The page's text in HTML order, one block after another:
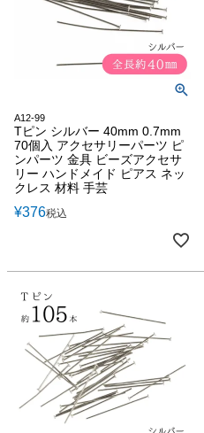
A12-99
Tピン シルバー 40mm 0.7mm
70個入 アクセサリーパーツ ピ
ンパーツ 金具 ビーズアクセサ
リー ハンドメイド ピアス ネッ
クレス 材料 手芸
¥376税込